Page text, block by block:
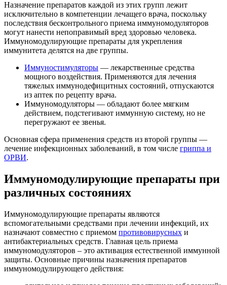
Назначение препаратов каждой из этих групп лежит
исключительно в компетенции лечащего врача, поскольку
последствия бесконтрольного приема иммуномодуляторов
могут нанести непоправимый вред здоровью человека.
Иммуномодулирующие препараты для укрепления
иммунитета делятся на две группы.
Иммуностимуляторы — лекарственные средства
мощного воздействия. Применяются для лечения
тяжелых иммунодефицитных состояний, отпускаются
из аптек по рецепту врача.
Иммуномодуляторы — обладают более мягким
действием, подстегивают иммунную систему, но не
перегружают ее звенья.
Основная сфера применения средств из второй группы —
лечение инфекционных заболеваний, в том числе гриппа и
ОРВИ.
Иммуномодулирующие препараты при
различных состояниях
Иммуномодулирующие препараты являются
вспомогательными средствами при лечении инфекций, их
назначают совместно с приемом противовирусных и
антибактериальных средств. Главная цель приема
иммуномодуляторов – это активация естественной иммунной
защиты. Основные причины назначения препаратов
иммуномодулирующего действия: